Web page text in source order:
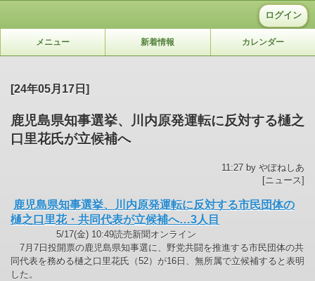
ログイン
メニュー 新着情報 カレンダー
[24年05月17日]
鹿児島県知事選挙、川内原発運転に反対する樋之
口里花氏が立候補へ
11:27 by やぽねしあ
[ニュース]
鹿児島県知事選挙、川内原発運転に反対する市民団体の
樋之口里花・共同代表が立候補へ…3人目
5/17(金) 10:49読売新聞オンライン
7月7日投開票の鹿児島県知事選に、野党共闘を推進する市民団体の共
同代表を務める樋之口里花氏（52）が16日、無所属で立候補すると表明
した。